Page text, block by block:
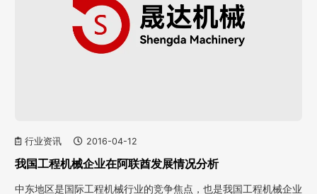
行业资讯 2016-04-12
我国工程机械企业在阿联酋发展情况分析
中东地区是国际工程机械行业的竞争焦点，也是我国工程机械企业